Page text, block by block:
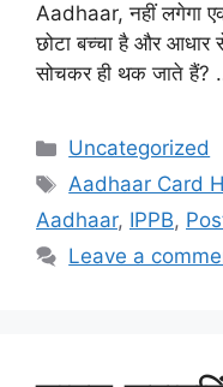
Aadhaar, नहीं लगेगा
छोटा बच्चा है और
सोचकर ही थक जाते हैं?
Categories
Uncategorized
Tags
Aadhaar Card
Aadhaar, IPPB,
Leave a